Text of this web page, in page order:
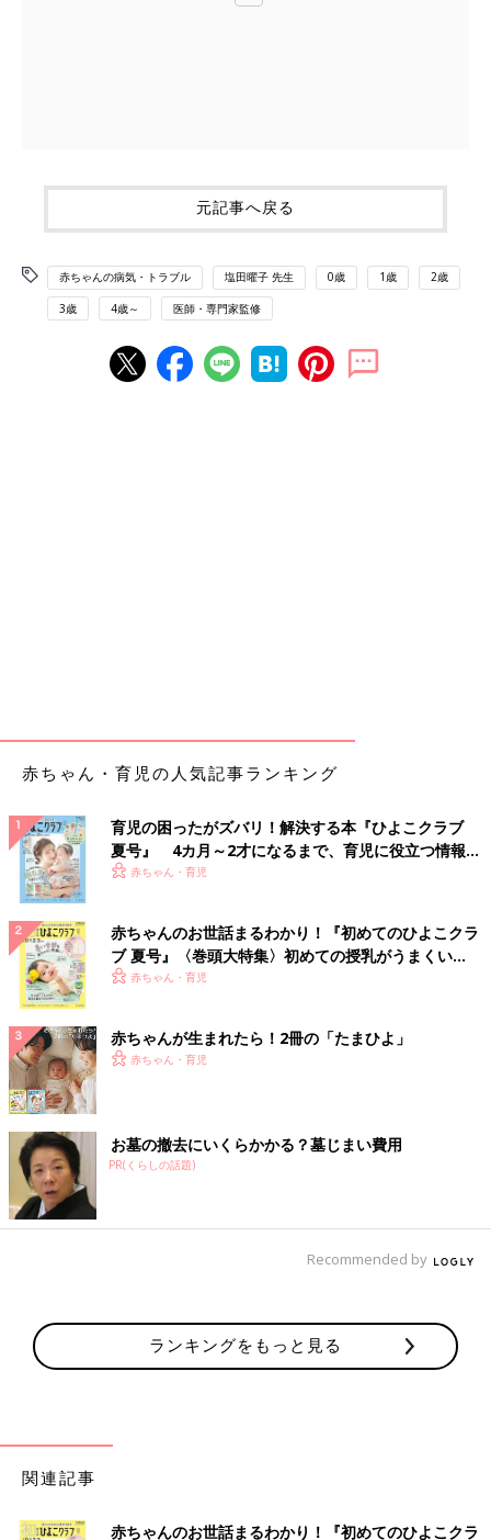
元記事へ戻る
赤ちゃんの病気・トラブル 塩田曜子 先生 0歳 1歳 2歳
3歳 4歳～ 医師・専門家監修
赤ちゃん・育児の人気記事ランキング
育児の困ったがズバリ！解決する本『ひよこクラブ
夏号』 4カ月～2才になるまで、育児に役立つ情報が
いっぱい！
赤ちゃん・育児
赤ちゃんのお世話まるわかり！『初めてのひよこクラ
ブ 夏号』〈巻頭大特集〉初めての授乳がうまくい
く！ おっぱい・ミルクの基本と夏のトラブル 解決テ
赤ちゃん・育児
赤ちゃんが生まれたら！2冊の「たまひよ」
赤ちゃん・育児
お墓の撤去にいくらかかる？墓じまい費用
PR(くらしの話題)
Recommended by
ランキングをもっと見る
関連記事
赤ちゃんのお世話まるわかり！『初めてのひよこクラ